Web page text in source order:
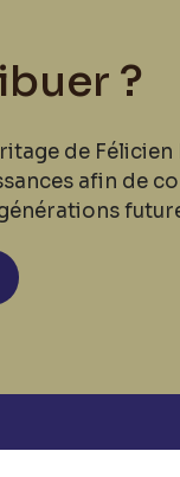
?
de Félicien
afin de